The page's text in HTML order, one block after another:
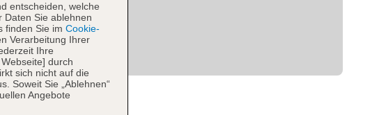
entscheiden, welche
Daten Sie ablehnen
finden Sie im Cookie-
Verarbeitung Ihrer
Ihre
durch
sich nicht auf die
Soweit Sie „Ablehnen“
Angebote